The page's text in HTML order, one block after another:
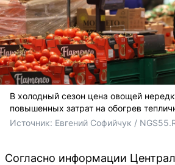
В холодный сезон цена овощей
повышенных затрат на обогрев
Источник: Евгений Софийчук /
Согласно информации